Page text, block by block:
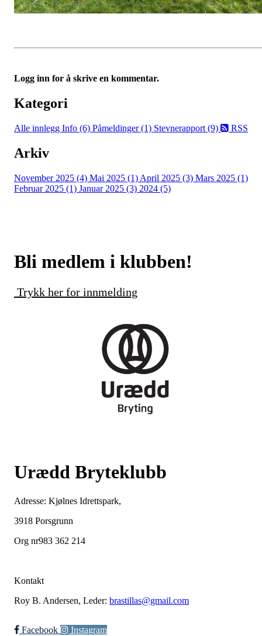
Logg inn for å skrive en kommentar.
Kategori
Alle innlegg Info (6) Påmeldinger (1) Stevnerapport (9) RSS
Arkiv
November 2025 (4) Mai 2025 (1) April 2025 (3) Mars 2025 (1)
Februar 2025 (1) Januar 2025 (3) 2024 (5)
Bli medlem i klubben!
Trykk her for innmelding
Urædd Bryteklubb
Adresse: Kjølnes Idrettspark,
3918 Porsgrunn
Org nr983 362 214
Kontakt
Roy B. Andersen, Leder: brastillas@gmail.com
Facebook Instagram